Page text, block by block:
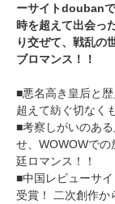
ーサイトdouban
時を超えて出会っ
り交ぜて、戦乱の
ブロマンス！！
■悪名高き皇后と
超えて紡ぐ切なく
■考察しがいのあ
せ、WOWOWで
廷ロマンス！！
■中国レビューサ
受賞！ 二次創作か